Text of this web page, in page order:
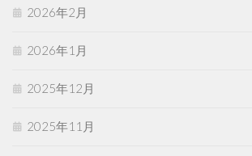
2026年2月
2026年1月
2025年12月
2025年11月